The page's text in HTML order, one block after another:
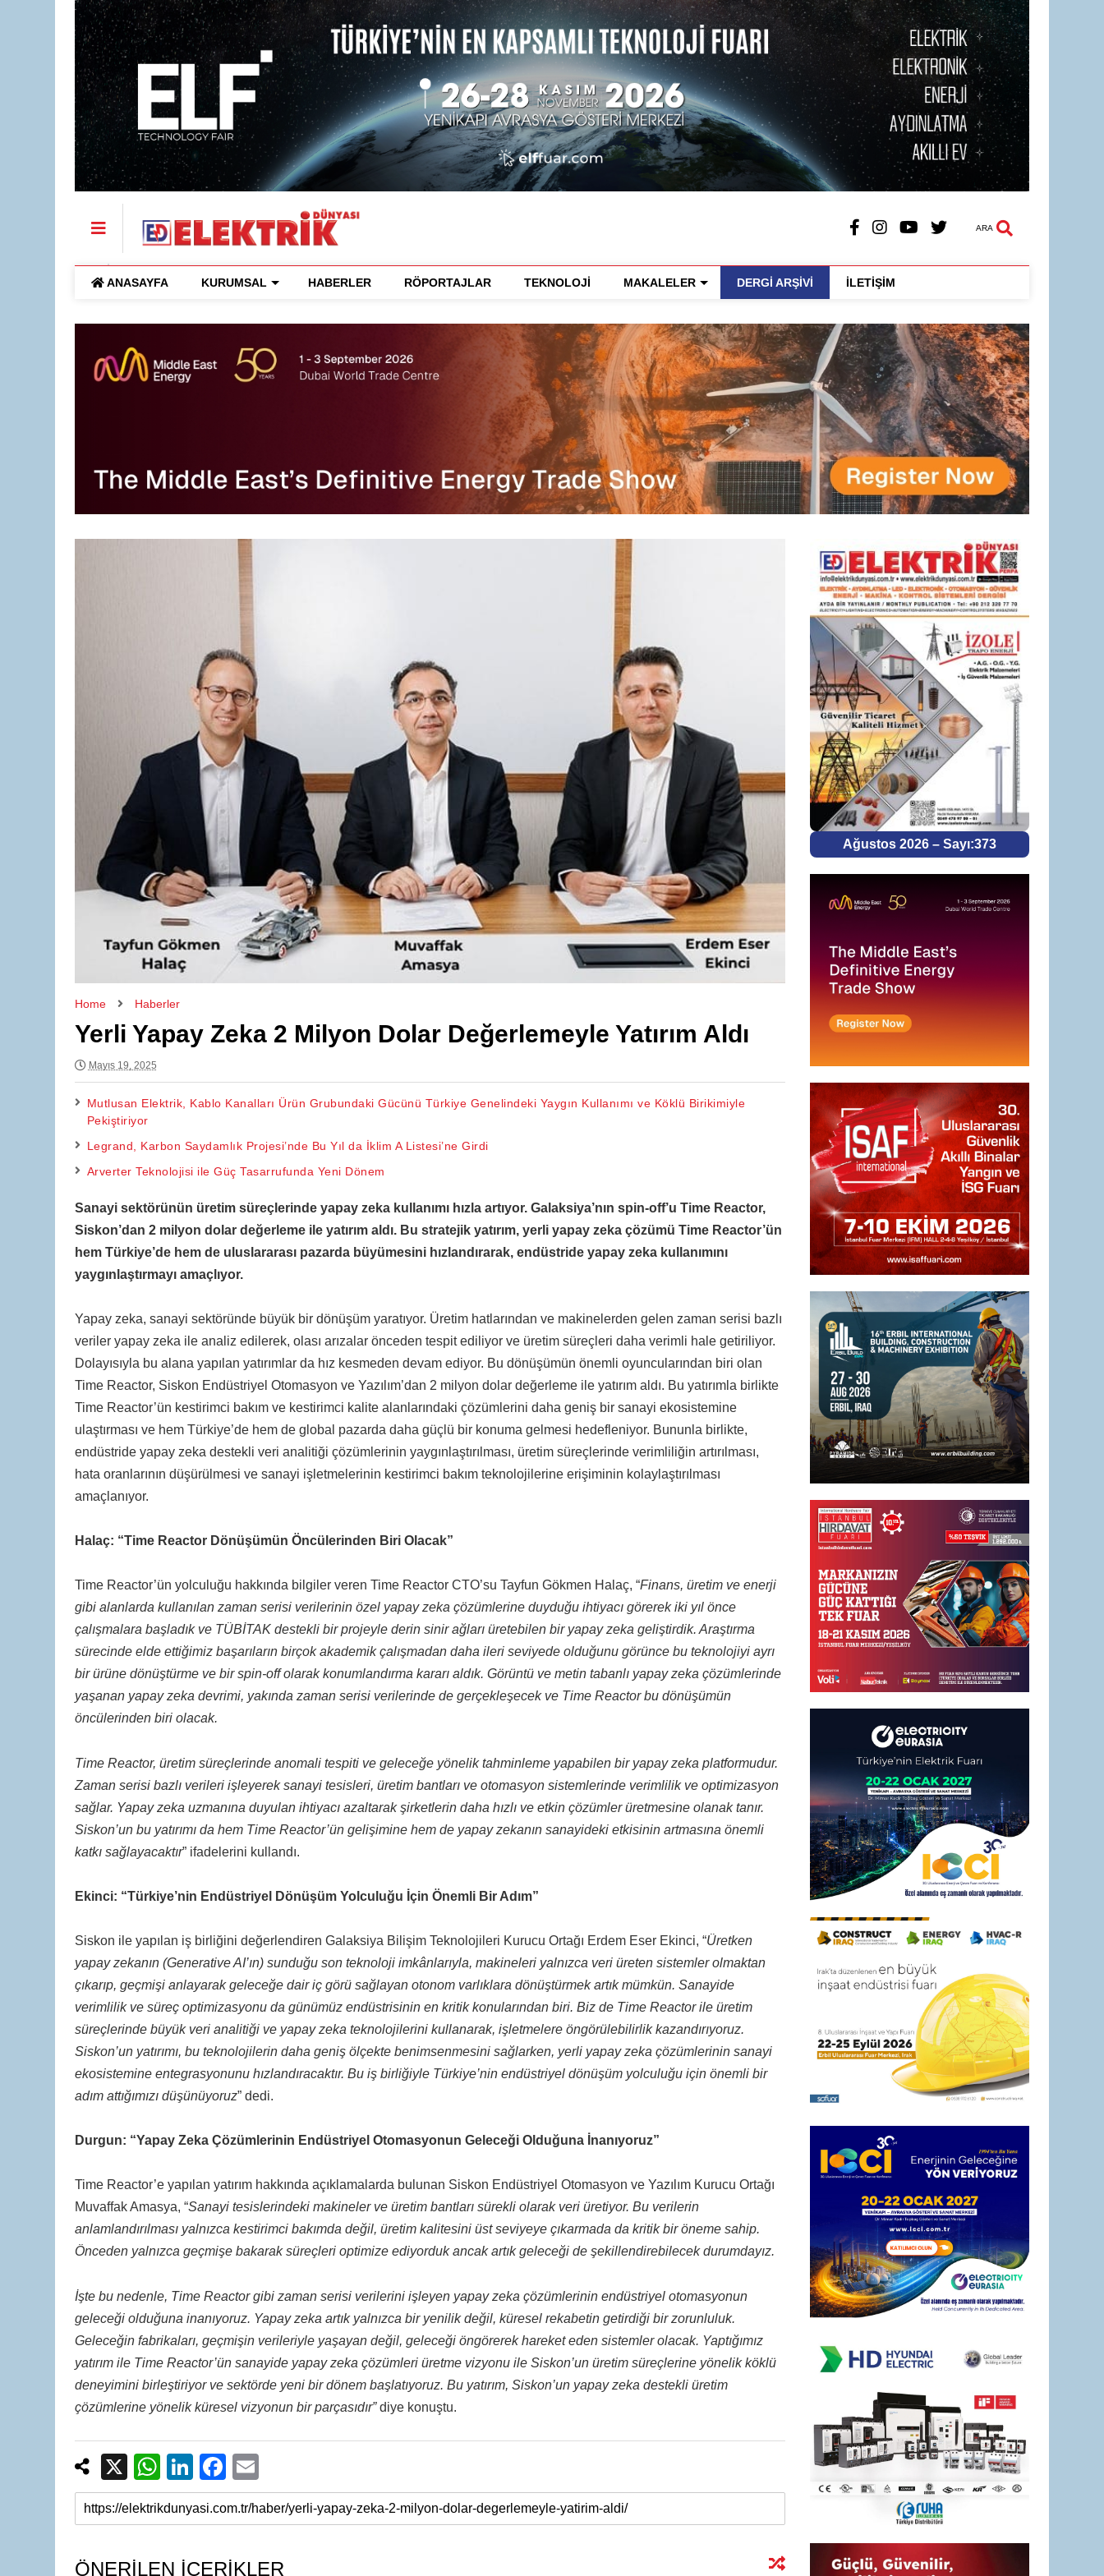
ARA
ANASAYFA KURUMSAL HABERLER RÖPORTAJLAR TEKNOLOJİ MAKALELER DERGİ ARŞİVİ İLETİŞİM
Home Haberler
Yerli Yapay Zeka 2 Milyon Dolar Değerlemeyle Yatırım Aldı
Mayıs 19, 2025
Mutlusan Elektrik, Kablo Kanalları Ürün Grubundaki Gücünü Türkiye Genelindeki Yaygın Kullanımı ve Köklü Birikimiyle
Pekiştiriyor
Legrand, Karbon Saydamlık Projesi’nde Bu Yıl da İklim A Listesi’ne Girdi
Arverter Teknolojisi ile Güç Tasarrufunda Yeni Dönem
Sanayi sektörünün üretim süreçlerinde yapay zeka kullanımı hızla artıyor. Galaksiya’nın spin-off’u Time Reactor,
Siskon’dan 2 milyon dolar değerleme ile yatırım aldı. Bu stratejik yatırım, yerli yapay zeka çözümü Time Reactor’ün
hem Türkiye’de hem de uluslararası pazarda büyümesini hızlandırarak, endüstride yapay zeka kullanımını
yaygınlaştırmayı amaçlıyor.
Yapay zeka, sanayi sektöründe büyük bir dönüşüm yaratıyor. Üretim hatlarından ve makinelerden gelen zaman serisi bazlı
veriler yapay zeka ile analiz edilerek, olası arızalar önceden tespit ediliyor ve üretim süreçleri daha verimli hale getiriliyor.
Dolayısıyla bu alana yapılan yatırımlar da hız kesmeden devam ediyor. Bu dönüşümün önemli oyuncularından biri olan
Time Reactor, Siskon Endüstriyel Otomasyon ve Yazılım’dan 2 milyon dolar değerleme ile yatırım aldı. Bu yatırımla birlikte
Time Reactor’ün kestirimci bakım ve kestirimci kalite alanlarındaki çözümlerini daha geniş bir sanayi ekosistemine
ulaştırması ve hem Türkiye’de hem de global pazarda daha güçlü bir konuma gelmesi hedefleniyor. Bununla birlikte,
endüstride yapay zeka destekli veri analitiği çözümlerinin yaygınlaştırılması, üretim süreçlerinde verimliliğin artırılması,
hata oranlarının düşürülmesi ve sanayi işletmelerinin kestirimci bakım teknolojilerine erişiminin kolaylaştırılması
amaçlanıyor.
Halaç: “Time Reactor Dönüşümün Öncülerinden Biri Olacak”
Time Reactor’ün yolculuğu hakkında bilgiler veren Time Reactor CTO’su Tayfun Gökmen Halaç, “Finans, üretim ve enerji
gibi alanlarda kullanılan zaman serisi verilerinin özel yapay zeka çözümlerine duyduğu ihtiyacı görerek iki yıl önce
çalışmalara başladık ve TÜBİTAK destekli bir projeyle derin sinir ağları üretebilen bir yapay zeka geliştirdik. Araştırma
sürecinde elde ettiğimiz başarıların birçok akademik çalışmadan daha ileri seviyede olduğunu görünce bu teknolojiyi ayrı
bir ürüne dönüştürme ve bir spin-off olarak konumlandırma kararı aldık. Görüntü ve metin tabanlı yapay zeka çözümlerinde
yaşanan yapay zeka devrimi, yakında zaman serisi verilerinde de gerçekleşecek ve Time Reactor bu dönüşümün
öncülerinden biri olacak.
Time Reactor, üretim süreçlerinde anomali tespiti ve geleceğe yönelik tahminleme yapabilen bir yapay zeka platformudur.
Zaman serisi bazlı verileri işleyerek sanayi tesisleri, üretim bantları ve otomasyon sistemlerinde verimlilik ve optimizasyon
sağlar. Yapay zeka uzmanına duyulan ihtiyacı azaltarak şirketlerin daha hızlı ve etkin çözümler üretmesine olanak tanır.
Siskon’un bu yatırımı da hem Time Reactor’ün gelişimine hem de yapay zekanın sanayideki etkisinin artmasına önemli
katkı sağlayacaktır” ifadelerini kullandı.
Ekinci: “Türkiye’nin Endüstriyel Dönüşüm Yolculuğu İçin Önemli Bir Adım”
Siskon ile yapılan iş birliğini değerlendiren Galaksiya Bilişim Teknolojileri Kurucu Ortağı Erdem Eser Ekinci, “Üretken
yapay zekanın (Generative AI’ın) sunduğu son teknoloji imkânlarıyla, makineleri yalnızca veri üreten sistemler olmaktan
çıkarıp, geçmişi anlayarak geleceğe dair iç görü sağlayan otonom varlıklara dönüştürmek artık mümkün. Sanayide
verimlilik ve süreç optimizasyonu da günümüz endüstrisinin en kritik konularından biri. Biz de Time Reactor ile üretim
süreçlerinde büyük veri analitiği ve yapay zeka teknolojilerini kullanarak, işletmelere öngörülebilirlik kazandırıyoruz.
Siskon’un yatırımı, bu teknolojilerin daha geniş ölçekte benimsenmesini sağlarken, yerli yapay zeka çözümlerinin sanayi
ekosistemine entegrasyonunu hızlandıracaktır. Bu iş birliğiyle Türkiye’nin endüstriyel dönüşüm yolculuğu için önemli bir
adım attığımızı düşünüyoruz” dedi.
Durgun: “Yapay Zeka Çözümlerinin Endüstriyel Otomasyonun Geleceği Olduğuna İnanıyoruz”
Time Reactor’e yapılan yatırım hakkında açıklamalarda bulunan Siskon Endüstriyel Otomasyon ve Yazılım Kurucu Ortağı
Muvaffak Amasya, “Sanayi tesislerindeki makineler ve üretim bantları sürekli olarak veri üretiyor. Bu verilerin
anlamlandırılması yalnızca kestirimci bakımda değil, üretim kalitesini üst seviyeye çıkarmada da kritik bir öneme sahip.
Önceden yalnızca geçmişe bakarak süreçleri optimize ediyorduk ancak artık geleceği de şekillendirebilecek durumdayız.
İşte bu nedenle, Time Reactor gibi zaman serisi verilerini işleyen yapay zeka çözümlerinin endüstriyel otomasyonun
geleceği olduğuna inanıyoruz. Yapay zeka artık yalnızca bir yenilik değil, küresel rekabetin getirdiği bir zorunluluk.
Geleceğin fabrikaları, geçmişin verileriyle yaşayan değil, geleceği öngörerek hareket eden sistemler olacak. Yaptığımız
yatırım ile Time Reactor’ün sanayide yapay zeka çözümleri üretme vizyonu ile Siskon’un üretim süreçlerine yönelik köklü
deneyimini birleştiriyor ve sektörde yeni bir dönem başlatıyoruz. Bu yatırım, Siskon’un yapay zeka destekli üretim
çözümlerine yönelik küresel vizyonun bir parçasıdır”diye konuştu.
X
W
h
at
Li
n
k
F
a
c
m
ail
ÖNERİLEN İÇERİKLER
Ağustos 2026 – Sayı:373